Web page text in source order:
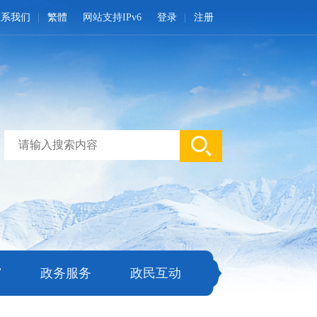
登录 注册
网站支持IPv6
我们 繁體
政务服务 政民互动